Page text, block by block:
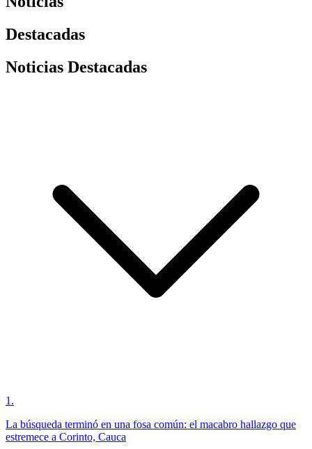
Destacadas
Noticias Destacadas
1 .
La búsqueda terminó en una fosa común: el macabro hallazgo que
estremece a Corinto, Cauca